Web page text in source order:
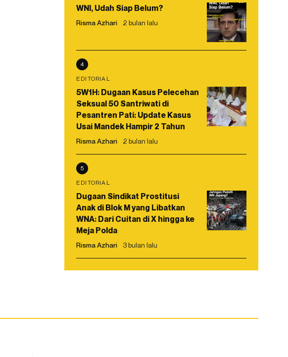
WNI, Udah Siap Belum?
Risma Azhari 2 bulan lalu
4
EDITORIAL
5W1H: Dugaan Kasus Pelecehan
Seksual 50 Santriwati di
Pesantren Pati: Update Kasus
Usai Mandek Hampir 2 Tahun
Risma Azhari 2 bulan lalu
5
EDITORIAL
Dugaan Sindikat Prostitusi
Anak di Blok M yang Libatkan
WNA: Dari Cuitan di X hingga ke
Meja Polda
Risma Azhari 3 bulan lalu